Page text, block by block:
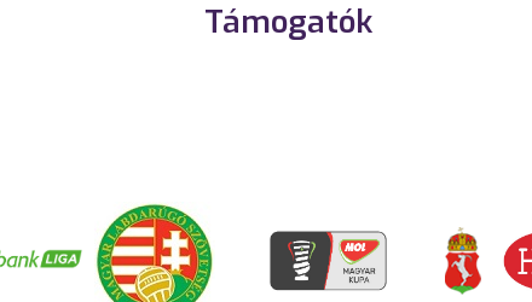
Támogatók